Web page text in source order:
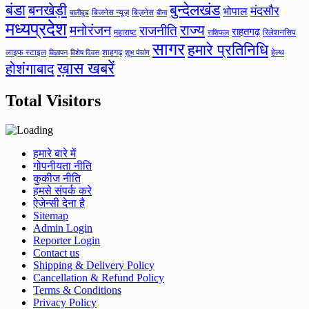
बंडाबनखेड़ी बालीबुड बिजनेस न्यूज़ बिज़नेस बीना बुन्देलखंड भोपाल मंदसौर
मध्यप्रदेशमनोरंजन महाराष्ट राजनीतिराज्य राशिफल राहतगढ़ रिलेशनसिप
लाइफ स्टाइल विज्ञापन विशेष दिवस शाहगढ़ शुभ पंचांग सागरहमारे प्रतिनिधि हेल्थ
होशंगाबादख़ास खबरें
Total Visitors
हमारे बारे में
गोपनीयता नीति
कुकीज नीति
हमसे संपर्क करे
ऐजेन्सी देना है
Sitemap
Admin Login
Reporter Login
Contact us
Shipping & Delivery Policy
Cancellation & Refund Policy
Terms & Conditions
Privacy Policy